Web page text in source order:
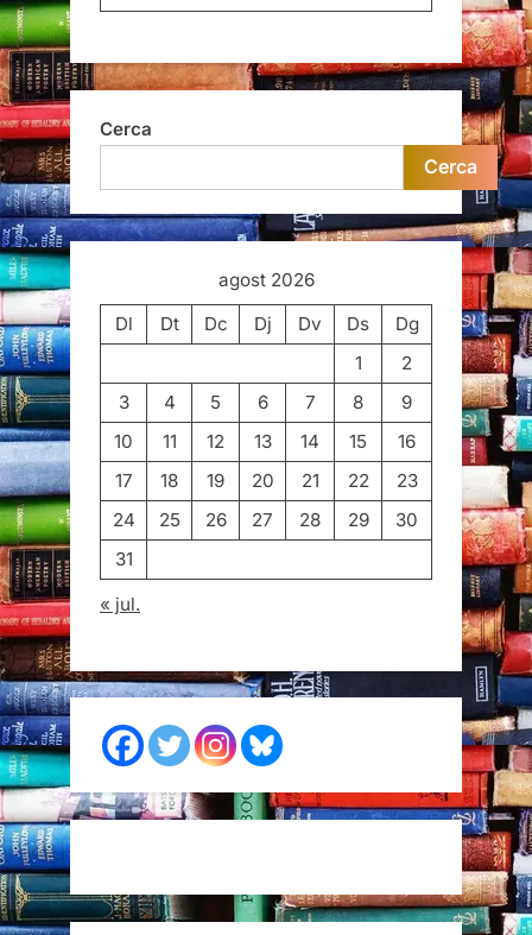
Cerca
Cerca
agost 2026
Dl
Dt Dc Dj Dv Ds
Dg
1
2
3
4 5 6 7 8
9
10
11 12 13 14 15
16
17
18 19 20 21 22
23
24
25 26 27 28 29
30
31
« jul.